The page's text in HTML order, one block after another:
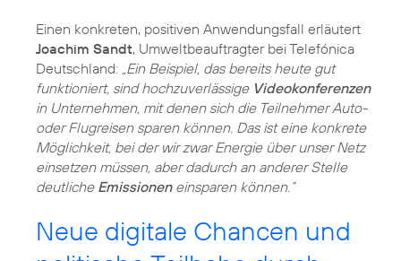
Einen konkreten, positiven Anwendungsfall erläutert
Joachim Sandt, Umweltbeauftragter bei Telefónica
Deutschland: „Ein Beispiel, das bereits heute gut
funktioniert, sind hochzuverlässige Videokonferenzen
in Unternehmen, mit denen sich die Teilnehmer Auto-
oder Flugreisen sparen können. Das ist eine konkrete
Möglichkeit, bei der wir zwar Energie über unser Netz
einsetzen müssen, aber dadurch an anderer Stelle
deutliche Emissioneneinsparen können.“
Neue digitale Chancen und